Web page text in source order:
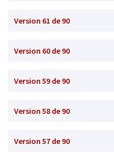
Version 61 de 90
Version 60 de 90
Version 59 de 90
Version 58 de 90
Version 57 de 90